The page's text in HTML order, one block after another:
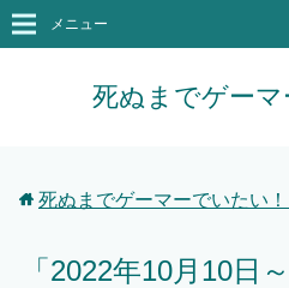
死ぬまでゲーマ
メニュー
死ぬまでゲーマーでいたい！
「2022年10月10日